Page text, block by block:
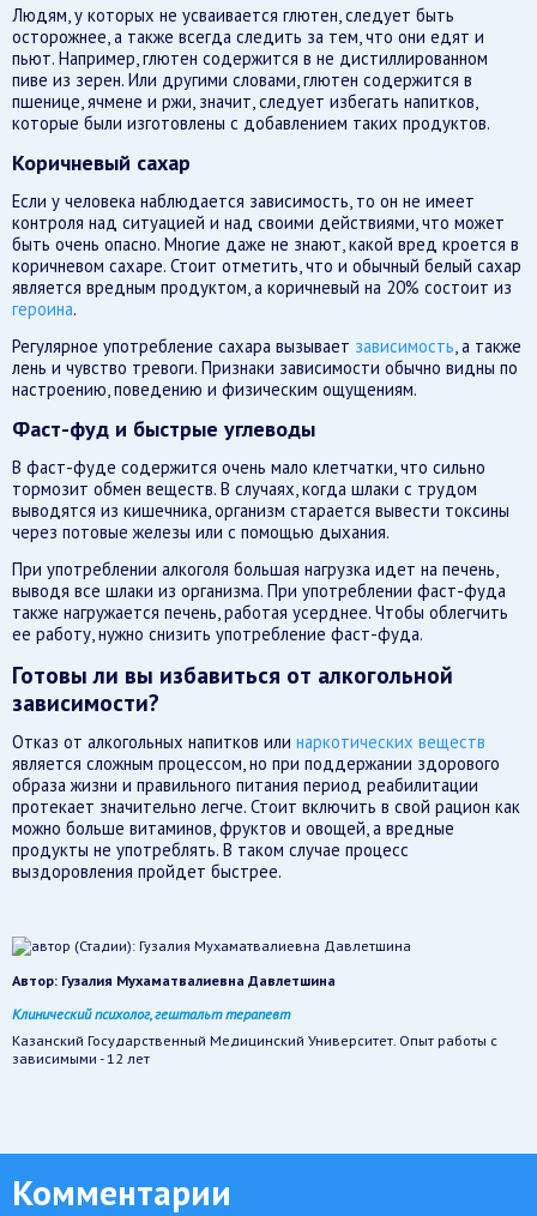
Людям, у которых не усваивается глютен, следует быть
осторожнее, а также всегда следить за тем, что они едят и
пьют. Например, глютен содержится в не дистиллированном
пиве из зерен. Или другими словами, глютен содержится в
пшенице, ячмене и ржи, значит, следует избегать напитков,
которые были изготовлены с добавлением таких продуктов.
Коричневый сахар
Если у человека наблюдается зависимость, то он не имеет
контроля над ситуацией и над своими действиями, что может
быть очень опасно. Многие даже не знают, какой вред кроется в
коричневом сахаре. Стоит отметить, что и обычный белый сахар
является вредным продуктом, а коричневый на 20% состоит из
героина.
Регулярное употребление сахара вызывает зависимость, а также
лень и чувство тревоги. Признаки зависимости обычно видны по
настроению, поведению и физическим ощущениям.
Фаст-фуд и быстрые углеводы
В фаст-фуде содержится очень мало клетчатки, что сильно
тормозит обмен веществ. В случаях, когда шлаки с трудом
выводятся из кишечника, организм старается вывести токсины
через потовые железы или с помощью дыхания.
При употреблении алкоголя большая нагрузка идет на печень,
выводя все шлаки из организма. При употреблении фаст-фуда
также нагружается печень, работая усерднее. Чтобы облегчить
ее работу, нужно снизить употребление фаст-фуда.
Готовы ли вы избавиться от алкогольной
зависимости?
Отказ от алкогольных напитков или наркотических веществ
является сложным процессом, но при поддержании здорового
образа жизни и правильного питания период реабилитации
протекает значительно легче. Стоит включить в свой рацион как
можно больше витаминов, фруктов и овощей, а вредные
продукты не употреблять. В таком случае процесс
выздоровления пройдет быстрее.
Автор: Гузалия Мухаматвалиевна Давлетшина
Клинический психолог, гештальт терапевт
Казанский Государственный Медицинский Университет. Опыт работы с
зависимыми - 12 лет
Комментарии